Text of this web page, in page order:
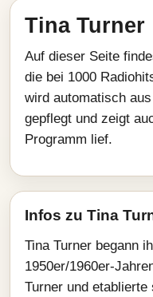
Tina Turner
Auf dieser Seite
die bei 1000
wird automatisch
gepflegt und zeigt
Programm lief.
Infos zu Tina
Tina Turner begann
1950er/1960er-
Turner und